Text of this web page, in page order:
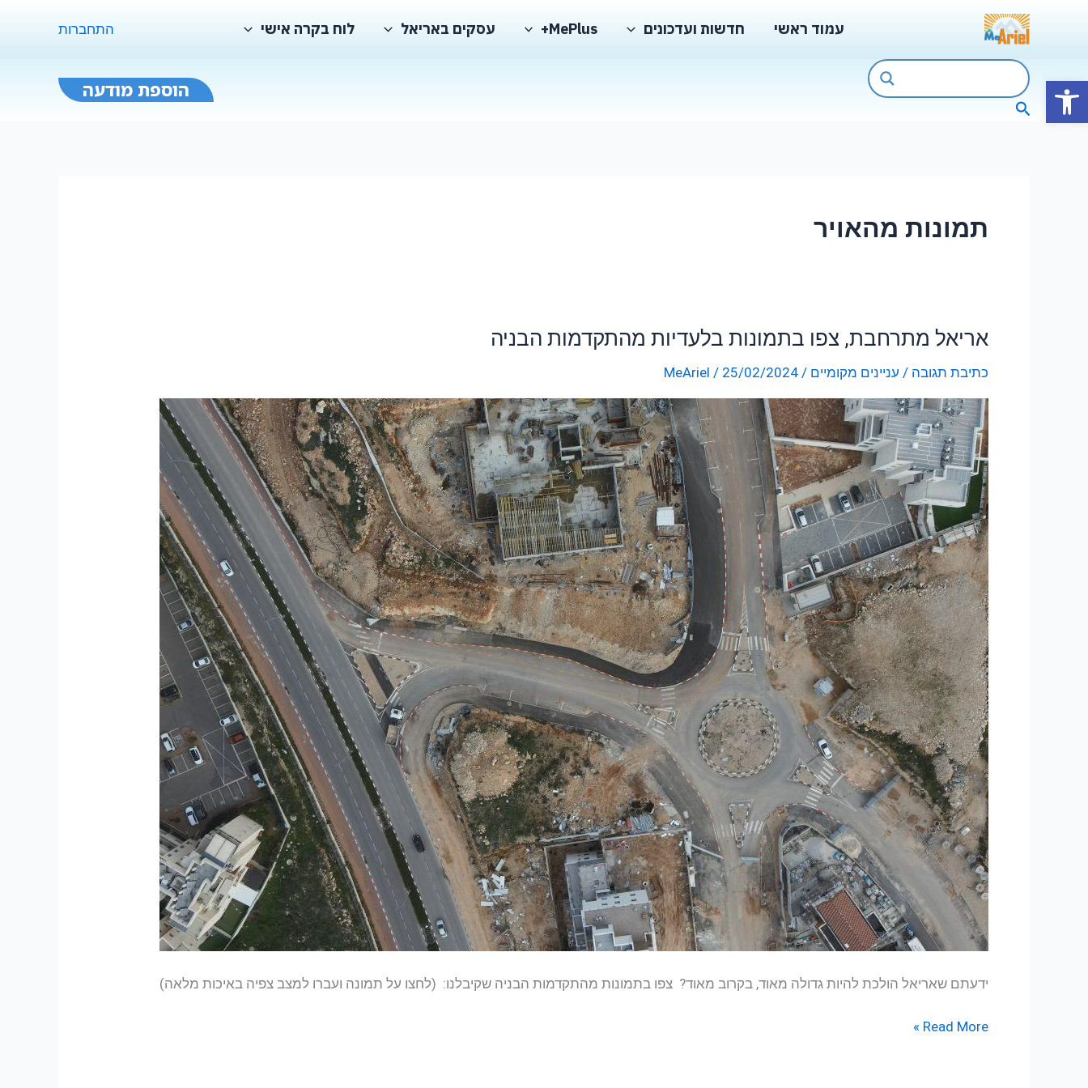
פתח סרגל נגישות
עמוד ראשי חדשות ועדכונים MePlus+ עסקים באריאל לוח בקרה אישי התחברות
חיפוש
הוספת מודעה
תמונות מהאויר
אריאל מתרחבת, צפו בתמונות בלעדיות מהתקדמות הבניה
כתיבת תגובה / עניינים מקומיים /
MeAriel / 25/02/2024
ידעתם שאריאל הולכת להיות גדולה מאוד, בקרוב מאוד? צפו בתמונות מהתקדמות הבניה שקיבלנו: (לחצו על תמונה ועברו למצב צפיה באיכות מלאה)
אריאל
צפו
בתמונות
בלעדיות
מהתקדמות
הבניה
Read More »